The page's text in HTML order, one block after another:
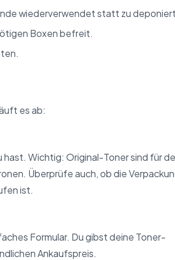
wiederverwendet statt zu
Boxen befreit.
es ab:
Wichtig: Original-Toner sind für
Überprüfe auch, ob die
ist.
Formular. Du gibst deine Toner-
Ankaufspreis.